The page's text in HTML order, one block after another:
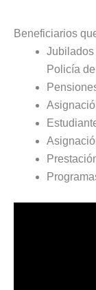
Beneficiarios
Jubilados
Policía